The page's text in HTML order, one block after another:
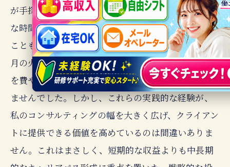
が手探りの状態で、セミナーの準備や集客には膨大
な時間がかかり、時給換算すると最低賃金を下回る
ことも珍しくありませんでした。直近で言えば、先
月の火曜日も、新しいAIツールの機能検証に丸一日
を費やし、それが直接的な収入に繋がることはあり
ませんでした。しかし、これらの実践的な経験が、
私のコンサルティングの幅を大きく広げ、クライアン
トに提供できる価値を高めているのは間違いありま
せん。これはまさしく、短期的な収益よりも中長期